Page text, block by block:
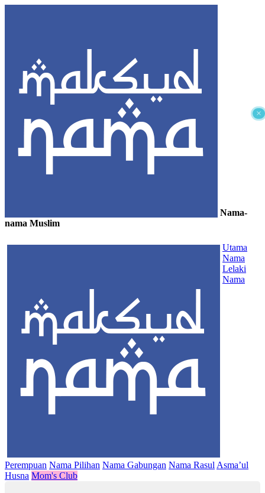
×
Nama-
nama Muslim
Utama
Nama
Lelaki
Nama
Perempuan Nama Pilihan Nama Gabungan Nama Rasul Asma’ul
Husna Mom's Club